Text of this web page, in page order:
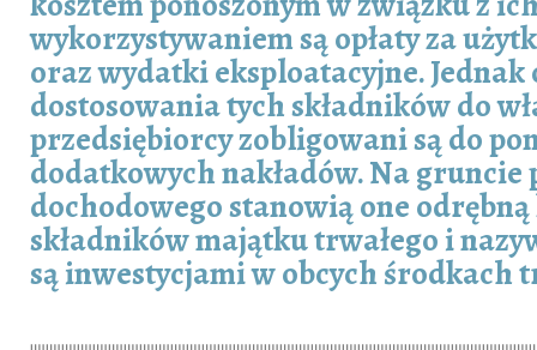
wykorzystywaniem są opłaty za
oraz wydatki eksploatacyjne. Jednak
dostosowania tych składników do
przedsiębiorcy zobligowani są do
dodatkowych nakładów. Na gruncie
dochodowego stanowią one
składników majątku trwałego i
są inwestycjami w obcych środkach